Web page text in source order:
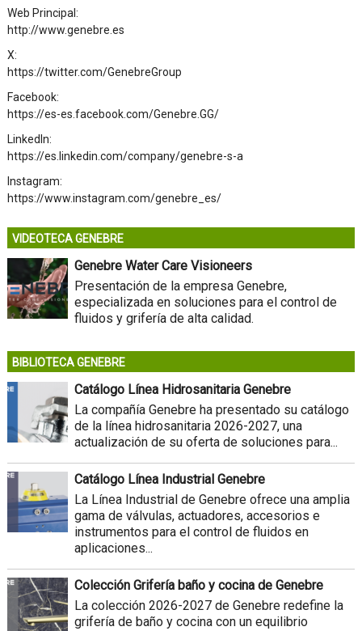
Web Principal:
http://www.genebre.es
X:
https://twitter.com/GenebreGroup
Facebook:
https://es-es.facebook.com/Genebre.GG/
LinkedIn:
https://es.linkedin.com/company/genebre-s-a
Instagram:
https://www.instagram.com/genebre_es/
VIDEOTECA GENEBRE
Genebre Water Care Visioneers
Presentación de la empresa Genebre,
especializada en soluciones para el control de
fluidos y grifería de alta calidad.
BIBLIOTECA GENEBRE
Catálogo Línea Hidrosanitaria Genebre
La compañía Genebre ha presentado su catálogo
de la línea hidrosanitaria 2026-2027, una
actualización de su oferta de soluciones para...
Catálogo Línea Industrial Genebre
La Línea Industrial de Genebre ofrece una amplia
gama de válvulas, actuadores, accesorios e
instrumentos para el control de fluidos en
aplicaciones...
Colección Grifería baño y cocina de Genebre
La colección 2026-2027 de Genebre redefine la
grifería de baño y cocina con un equilibrio